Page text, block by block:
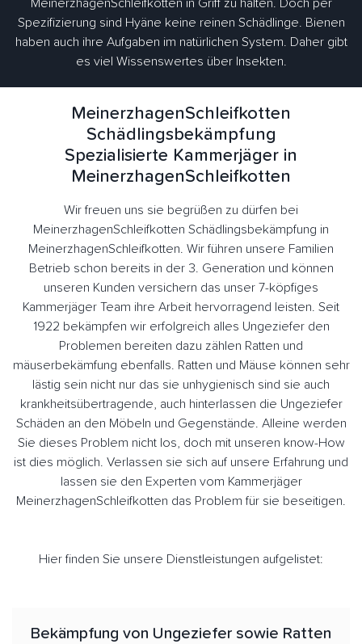
MeinerzhagenSchleifkotten in Griff zu halten. Doch per
Spezifizierung sind Hyäne keine reinen Schädlinge. Bienen
haben auch ihre Aufgaben im natürlichen System. Daher gibt
es viel Wissenswertes über Insekten.
MeinerzhagenSchleifkotten
Schädlingsbekämpfung
Spezialisierte Kammerjäger in
MeinerzhagenSchleifkotten
Wir freuen uns sie begrüßen zu dürfen bei
MeinerzhagenSchleifkotten Schädlingsbekämpfung in
MeinerzhagenSchleifkotten. Wir führen unsere Familien
Betrieb schon bereits in der 3. Generation und können
unseren Kunden versichern das unser 7-köpfiges
Kammerjäger Team ihre Arbeit hervorragend leisten. Seit
1922 bekämpfen wir erfolgreich alles Ungeziefer den
Problemen bereiten dazu zählen Ratten und
mäuserbekämfung ebenfalls. Ratten und Mäuse können sehr
lästig sein nicht nur das sie unhygienisch sind sie auch
krankheitsübertragende, auch hinterlassen die Ungeziefer
Schäden an den Möbeln und Gegenstände. Alleine werden
Sie dieses Problem nicht los, doch mit unseren know-How
ist dies möglich. Verlassen sie sich auf unsere Erfahrung und
lassen sie den Experten vom Kammerjäger
MeinerzhagenSchleifkotten das Problem für sie beseitigen.
Hier finden Sie unsere Dienstleistungen aufgelistet:
Bekämpfung von Ungeziefer sowie Ratten